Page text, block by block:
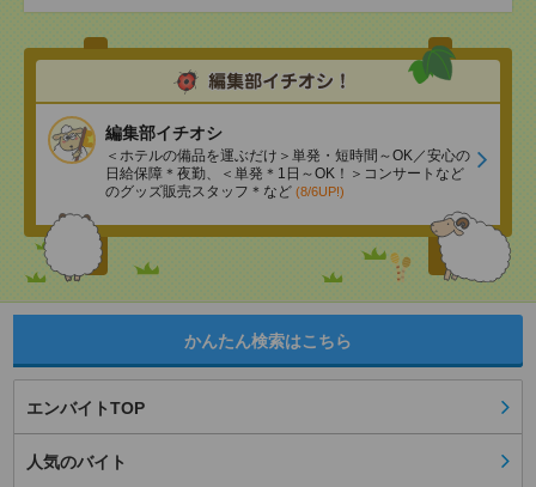
編集部イチオシ
＜ホテルの備品を運ぶだけ＞単発・短時間～OK／安心の
日給保障＊夜勤、＜単発＊1日～OK！＞コンサートなど
のグッズ販売スタッフ＊など (8/6UP!)
かんたん検索はこちら
エンバイトTOP
人気のバイト